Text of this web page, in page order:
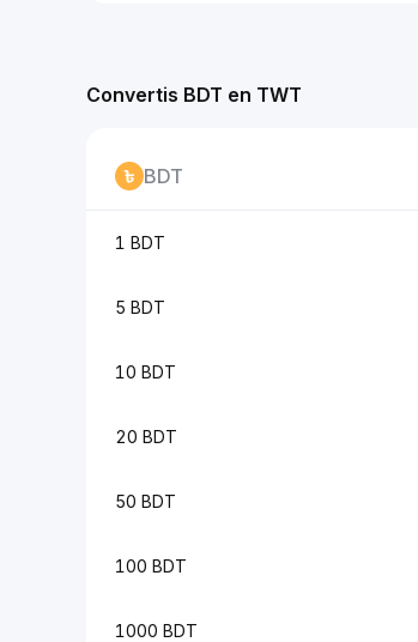
Convertis BDT en TWT
BDT
1 BDT
5 BDT
10 BDT
20 BDT
50 BDT
100 BDT
1000 BDT